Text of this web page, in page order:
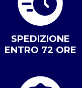
SPEDIZIONE
ENTRO 72 ORE